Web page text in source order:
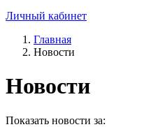
Личный кабинет
Главная
Новости
Новости
Показать новости за: